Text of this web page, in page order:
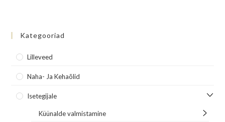
Kategooriad
Lilleveed
Naha- Ja Kehaõlid
Isetegijale
Küünalde valmistamine